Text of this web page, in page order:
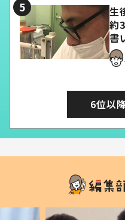
生
約
書
6位以